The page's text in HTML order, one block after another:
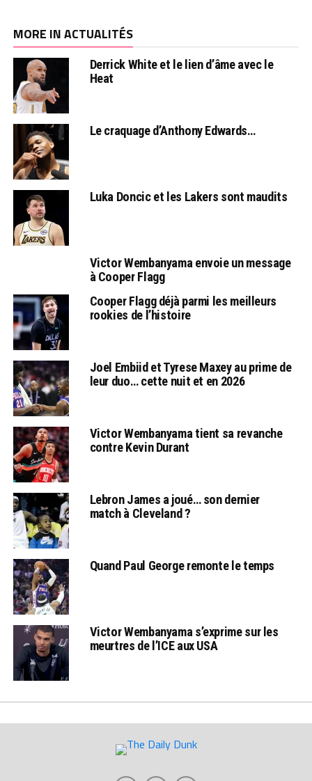
MORE IN ACTUALITÉS
Derrick White et le lien d’âme avec le
Heat
Le craquage d’Anthony Edwards…
Luka Doncic et les Lakers sont maudits
Victor Wembanyama envoie un message
à Cooper Flagg
Cooper Flagg déjà parmi les meilleurs
rookies de l’histoire
Joel Embiid et Tyrese Maxey au prime de
leur duo… cette nuit et en 2026
Victor Wembanyama tient sa revanche
contre Kevin Durant
Lebron James a joué… son dernier
match à Cleveland ?
Quand Paul George remonte le temps
Victor Wembanyama s’exprime sur les
meurtres de l’ICE aux USA